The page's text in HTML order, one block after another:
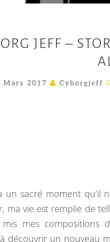
JEFF –
Mars 2017 Cyborgjeff
un sacré moment qu’il
ma vie est remplie de
mis mes compositions
découvrir un nouveau